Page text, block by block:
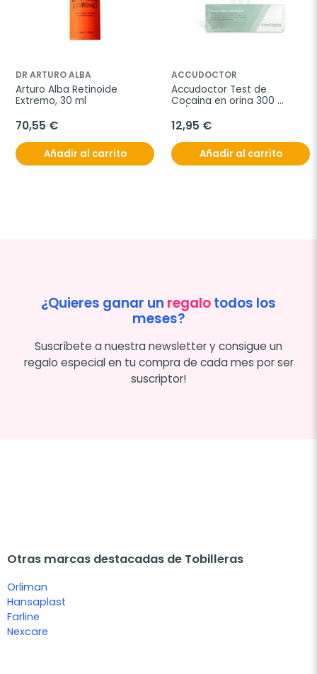
DR ARTURO ALBA
Arturo Alba Retinoide
Extremo, 30 ml
70,55 €
Añadir al carrito
ACCUDOCTOR
Accudoctor Test de
Cocaina en orina 300
12,95 €
Añadir al carrito
¿Quieres ganar un regalotodos los
meses?
Suscríbete a nuestra newsletter y consigue un
regalo especial en tu compra de cada mes por ser
suscriptor!
Otras marcas destacadas de Tobilleras
Orliman
Hansaplast
Farline
Nexcare